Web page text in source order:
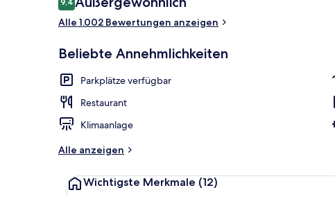
9,4 von 10.
Alle 1.002 Bewertungen anzeigen
Beliebte Annehmlichkeiten
Parkplätze verfügbar
Restaurant
Klimaanlage
Alle anzeigen
Wichtigste Merkmale (12)